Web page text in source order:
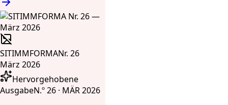
SITIMMFORMANr. 26
März 2026
Hervorgehobene
AusgabeN.º 26 · MÄR 2026